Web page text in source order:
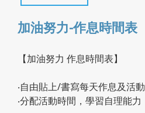
加油努力-作息時間表
【加油努力 作息時間表】
‧自由貼上/書寫每天作息及活動
‧分配活動時間，學習自理能力